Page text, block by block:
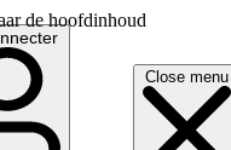
de hoofdinhoud
Close menu